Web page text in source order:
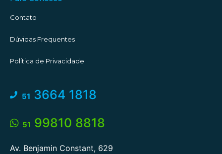
Contato
Dúvidas Frequentes
Política de Privacidade
51 3664 1818
51 99810 8818
Av. Benjamin Constant, 629